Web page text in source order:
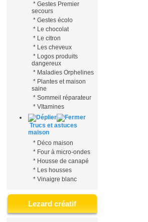
* Gestes Premier
secours
* Gestes écolo
* Le chocolat
* Le citron
* Les cheveux
* Logos produits
dangereux
* Maladies Orphelines
* Plantes et maison
saine
* Sommeil réparateur
* VItamines
Trucs et astuces
maison
* Déco maison
* Four à micro-ondes
* Housse de canapé
* Les housses
* Vinaigre blanc
Lezard créatif